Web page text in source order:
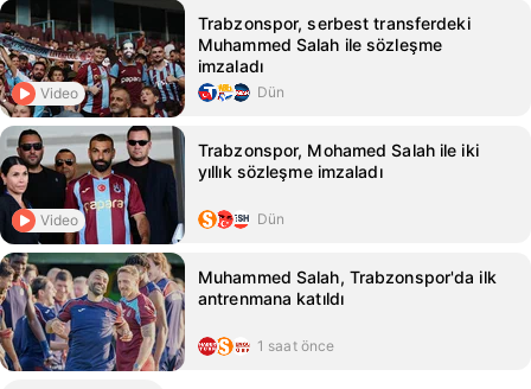
Video
Trabzonspor, serbest transferdeki
Muhammed Salah ile sözleşme
imzaladı
Dün
Video
Trabzonspor, Mohamed Salah ile iki
yıllık sözleşme imzaladı
Dün
Muhammed Salah, Trabzonspor'da ilk
antrenmana katıldı
1 saat önce